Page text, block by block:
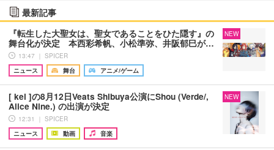
最新記事
『転生した大聖女は、聖女であることをひた隠す』の
舞台化が決定 本西彩希帆、小松準弥、井阪郁巳が…
13:47 ｜ SPICER
ニュース
舞台 アニメ/ゲーム
NEW
[ kei ]の8月12日Veats Shibuya公演にShou (Verde/,
Alice Nine.) の出演が決定
12:31 ｜ SPICER
ニュース
動画 音楽
NEW